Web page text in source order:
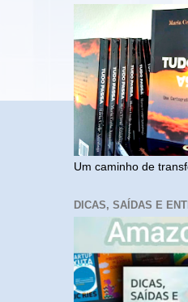
Um caminho de
DICAS, SAÍDAS E